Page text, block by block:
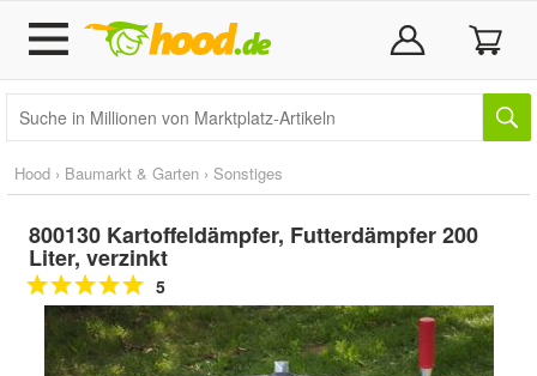
Hood › Baumarkt & Garten › Sonstiges
800130 Kartoffeldämpfer, Futterdämpfer 200
Liter, verzinkt
5